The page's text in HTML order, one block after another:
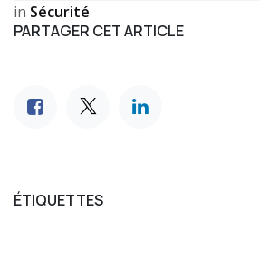
in Sécurité
PARTAGER CET ARTICLE
ÉTIQUETTES